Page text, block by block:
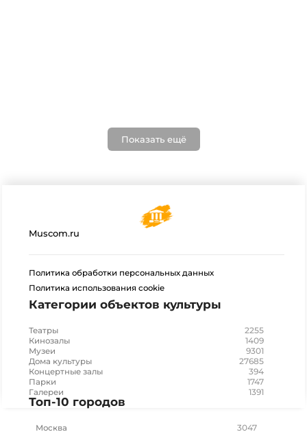
Показать ещё
Muscom.ru
Политика обработки персональных данных
Политика использования cookie
Категории объектов культуры
Театры 2255
Кинозалы 1409
Музеи 9301
Дома культуры 27685
Концертные залы 394
Парки 1747
Галереи 1391
Топ-10 городов
Москва 3047